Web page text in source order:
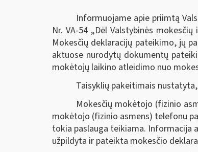
Informuojame apie priimtą
Nr. VA-54 „Dėl Valstybinės
Mokesčių deklaracijų pateikimo, jų
aktuose nurodytų dokumentų
mokėtojų laikino atleidimo nuo
Taisyklių pakeitimais
Mokesčių mokėtojo (fizinio
mokėtojo (fizinio asmens) telefonu
tokia paslauga teikiama. Informacija
užpildyta ir pateikta mokesčio